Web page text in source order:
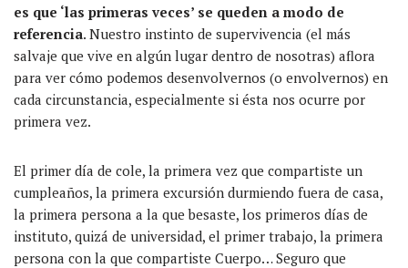
es que ‘las primeras veces’ se queden a modo de
referencia. Nuestro instinto de supervivencia (el más
salvaje que vive en algún lugar dentro de nosotras) aflora
para ver cómo podemos desenvolvernos (o envolvernos) en
cada circunstancia, especialmente si ésta nos ocurre por
primera vez.
El primer día de cole, la primera vez que compartiste un
cumpleaños, la primera excursión durmiendo fuera de casa,
la primera persona a la que besaste, los primeros días de
instituto, quizá de universidad, el primer trabajo, la primera
persona con la que compartiste Cuerpo… Seguro que